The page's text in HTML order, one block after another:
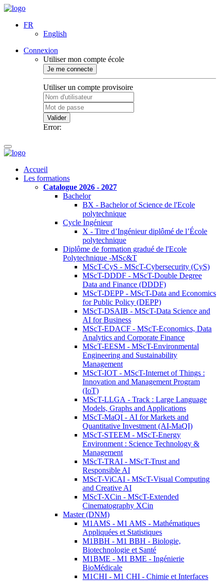
FR
English
Connexion
Utiliser mon compte école
Je me connecte
Utiliser un compte provisoire
Valider
Error:
Accueil
Les formations
Catalogue 2026 - 2027
Bachelor
BX - Bachelor of Science de l'Ecole
polytechnique
Cycle Ingénieur
X - Titre d’Ingénieur diplômé de l’École
polytechnique
Diplôme de formation gradué de l'Ecole
Polytechnique -MSc&T
MScT-CyS - MScT-Cybersecurity (CyS)
MScT-DDDF - MScT-Double Degree
Data and Finance (DDDF)
MScT-DEPP - MScT-Data and Economics
for Public Policy (DEPP)
MScT-DSAIB - MScT-Data Science and
AI for Business
MScT-EDACF - MScT-Economics, Data
Analytics and Corporate Finance
MScT-EESM - MScT-Environmental
Engineering and Sustainability
Management
MScT-IOT - MScT-Internet of Things :
Innovation and Management Program
(IoT)
MScT-LLGA - Track : Large Language
Models, Graphs and Applications
MScT-MaQI - AI for Markets and
Quantitative Investment (AI-MaQI)
MScT-STEEM - MScT-Energy
Environment : Science Technology &
Management
MScT-TRAI - MScT-Trust and
Responsible AI
MScT-ViCAI - MScT-Visual Computing
and Creative AI
MScT-XCin - MScT-Extended
Cinematography XCin
Master (DNM)
M1AMS - M1 AMS - Mathématiques
Appliquées et Statistiques
M1BBH - M1 BBH - Biologie,
Biotechnologie et Santé
M1BME - M1 BME - Ingénierie
BioMédicale
M1CHI - M1 CHI - Chimie et Interfaces